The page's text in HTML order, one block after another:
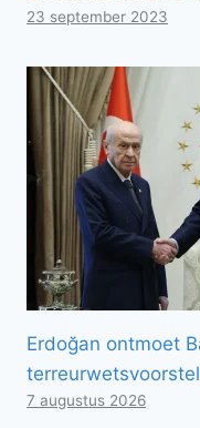
23 september 2023
Erdoğan ontmoet
7 augustus 2026